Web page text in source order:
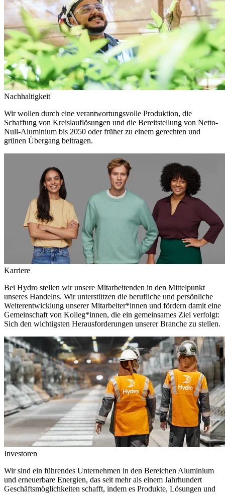
Nachhaltigkeit
Wir wollen durch eine verantwortungsvolle Produktion, die
Schaffung von Kreislauflösungen und die Bereitstellung von Netto-
Null-Aluminium bis 2050 oder früher zu einem gerechten und
grünen Übergang beitragen.
Karriere
Bei Hydro stellen wir unsere Mitarbeitenden in den Mittelpunkt
unseres Handelns. Wir unterstützen die berufliche und persönliche
Weiterentwicklung unserer Mitarbeiter*innen und fördern damit eine
Gemeinschaft von Kolleg*innen, die ein gemeinsames Ziel verfolgt:
Sich den wichtigsten Herausforderungen unserer Branche zu stellen.
Investoren
Wir sind ein führendes Unternehmen in den Bereichen Aluminium
und erneuerbare Energien, das seit mehr als einem Jahrhundert
Geschäftsmöglichkeiten schafft, indem es Produkte, Lösungen und